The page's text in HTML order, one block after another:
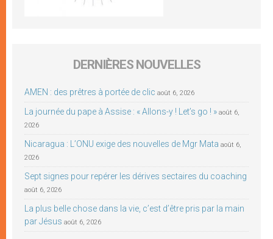
DERNIÈRES NOUVELLES
AMEN : des prêtres à portée de clic août 6, 2026
La journée du pape à Assise : « Allons-y ! Let’s go ! » août 6,
2026
Nicaragua : L’ONU exige des nouvelles de Mgr Mata août 6,
2026
Sept signes pour repérer les dérives sectaires du coaching
août 6, 2026
La plus belle chose dans la vie, c’est d’être pris par la main
par Jésus août 6, 2026